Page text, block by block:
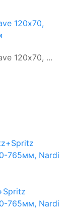
120х70,
120х70, ...
765мм, Nardi